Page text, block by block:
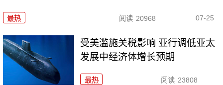
最热 阅读 20968 07-25
受美滥施关税影响 亚行调低亚太
发展中经济体增长预期
最热 阅读 23808